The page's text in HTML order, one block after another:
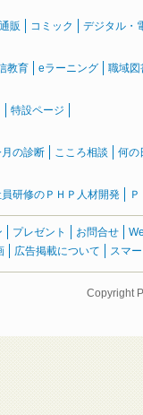
販 コミック デジタル・
教育 eラーニング 職域図
特設ページ
月の診断 こころ相談 何の
研修のＰＨＰ人材開発
プレゼント お問合せ
広告掲載について スマ
Copyright